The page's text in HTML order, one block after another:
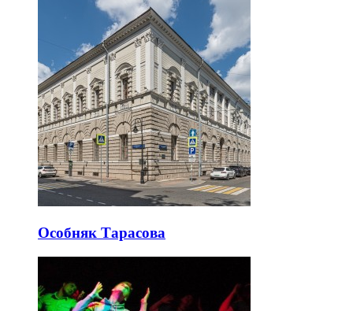
Особняк Тарасова